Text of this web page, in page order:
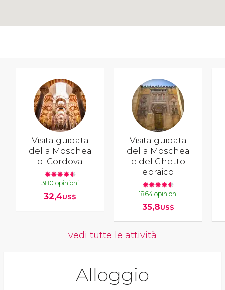
Visita guidata
della Moschea
di Cordova
380 opinioni
32,4US$
Visita guidata
della Moschea
e del Ghetto
ebraico
1864 opinioni
35,8US$
vedi tutte le attività
Alloggio